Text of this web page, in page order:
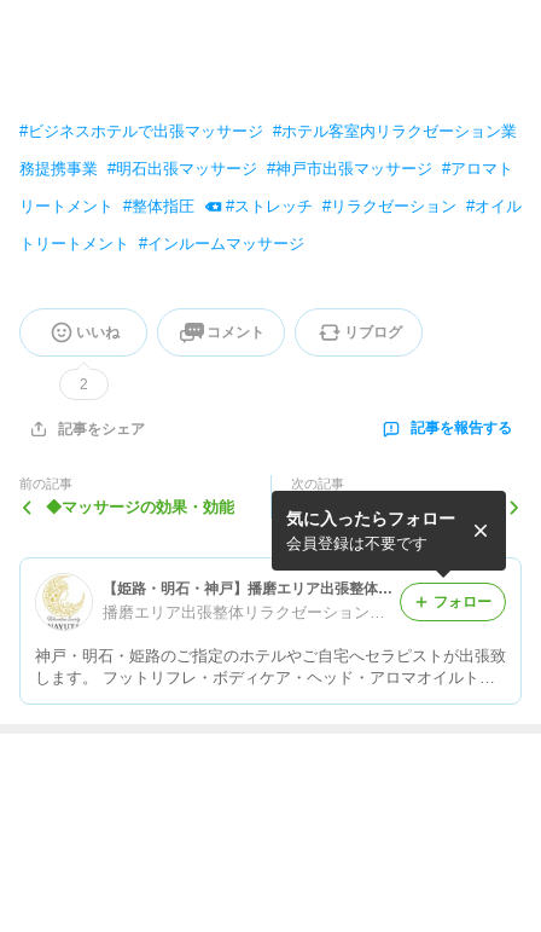
#ビジネスホテルで出張マッサージ #ホテル客室内リラクゼーション業
務提携事業 #明石出張マッサージ #神戸市出張マッサージ #アロマト
リートメント #整体指圧 #ストレッチ #リラクゼーション #オイル
トリートメント #インルームマッサージ
いいね
2
コメント リブログ
記事をシェア 記事を報告する
前の記事
◆マッサージの効果・効能
次の記事
謹賀新年 2026年もよろし
くお願いいたします★
【姫路・明石・神戸】播磨エリア出張整体リラクゼーションNAYUTA(那由多)のブログ
播磨エリア出張整体リラクゼーションNAYUTA(那由多)
神戸・明石・姫路のご指定のホテルやご自宅へセラピストが出張致
します。 フットリフレ・ボディケア・ヘッド・アロマオイルトリ
気に入ったらフォロー
会員登録は不要です
フォロー